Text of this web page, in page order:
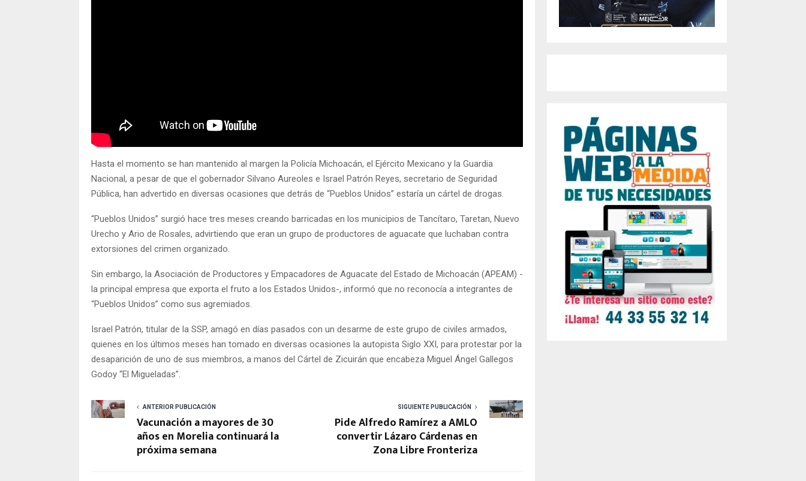
Hasta el momento se han mantenido al margen la Policía Michoacán, el Ejército Mexicano y la Guardia
Nacional, a pesar de que el gobernador Silvano Aureoles e Israel Patrón Reyes, secretario de Seguridad
Pública, han advertido en diversas ocasiones que detrás de “Pueblos Unidos” estaría un cártel de drogas.
“Pueblos Unidos” surgió hace tres meses creando barricadas en los municipios de Tancítaro, Taretan, Nuevo
Urecho y Ario de Rosales, advirtiendo que eran un grupo de productores de aguacate que luchaban contra
extorsiones del crimen organizado.
Sin embargo, la Asociación de Productores y Empacadores de Aguacate del Estado de Michoacán (APEAM) -
la principal empresa que exporta el fruto a los Estados Unidos-, informó que no reconocía a integrantes de
“Pueblos Unidos” como sus agremiados.
Israel Patrón, titular de la SSP, amagó en días pasados con un desarme de este grupo de civiles armados,
quienes en los últimos meses han tomado en diversas ocasiones la autopista Siglo XXI, para protestar por la
desaparición de uno de sus miembros, a manos del Cártel de Zicuirán que encabeza Miguel Ángel Gallegos
Godoy “El Migueladas”.
ANTERIOR PUBLICACIÓN
Vacunación a mayores de 30
años en Morelia continuará la
próxima semana
SIGUIENTE PUBLICACIÓN
Pide Alfredo Ramírez a AMLO
convertir Lázaro Cárdenas en
Zona Libre Fronteriza